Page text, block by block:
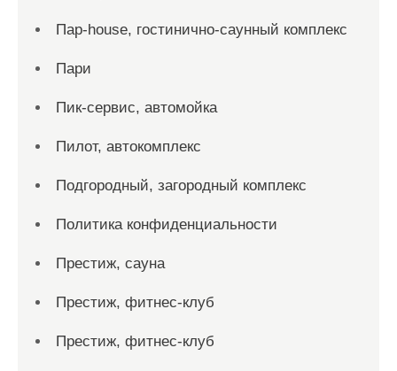
Пар-house, гостинично-саунный комплекс
Пари
Пик-сервис, автомойка
Пилот, автокомплекс
Подгородный, загородный комплекс
Политика конфиденциальности
Престиж, сауна
Престиж, фитнес-клуб
Престиж, фитнес-клуб